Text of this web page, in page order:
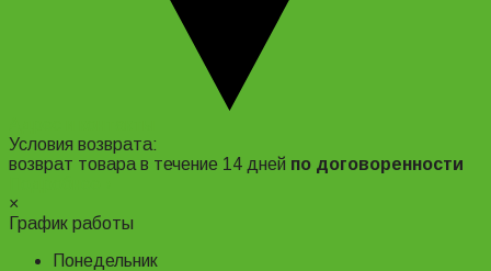
Условия возврата:
возврат товара в течение 14 дней по договоренности
×
График работы
Понедельник